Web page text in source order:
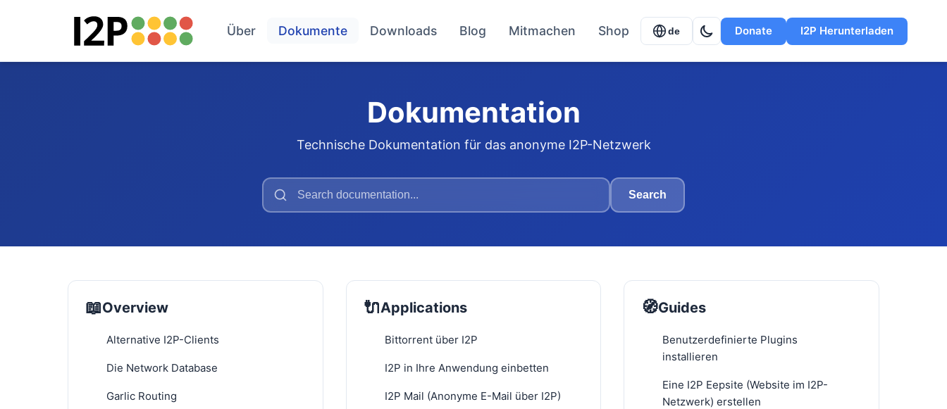
Über Dokumente Downloads Blog Mitmachen Shop de Donate I2P Herunterladen
Dokumentation
Technische Dokumentation für das anonyme I2P-Netzwerk
Search
📖Overview
Alternative I2P-Clients
Die Network Database
Garlic Routing
🔌Applications
Bittorrent über I2P
I2P in Ihre Anwendung einbetten
I2P Mail (Anonyme E-Mail über I2P)
🧭Guides
Benutzerdefinierte Plugins
installieren
Eine I2P Eepsite (Website im I2P-
Netzwerk) erstellen